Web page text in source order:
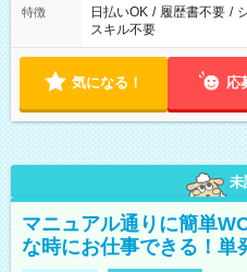
特徴 日払いOK / 履歴書不要 /
スキル不要
気になる！ 応
未
マニュアル通りに簡単
な時にお仕事できる！